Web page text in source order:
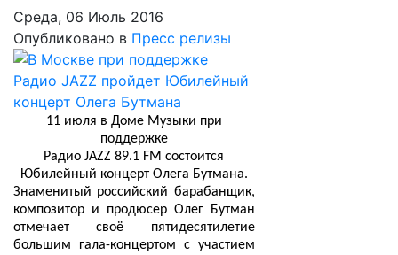
Среда, 06 Июль 2016
Опубликовано в Пресс релизы
11 июля в Доме Музыки при
поддержке
РадиоJAZZ 89.1 FMсостоится
Юбилейный концерт Олега Бутмана.
Знаменитый российский барабанщик,
композитор и продюсер Олег Бутман
отмечает своё пятидесятилетие
большим гала-концертом с участием